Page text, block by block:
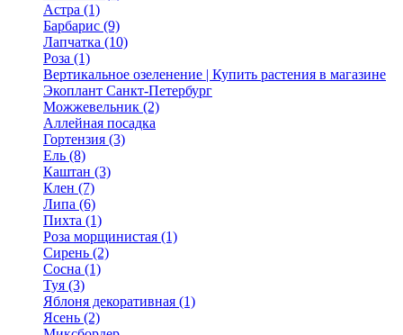
Астра (1)
Барбарис (9)
Лапчатка (10)
Роза (1)
Вертикальное озеленение | Купить растения в магазине
Экоплант Санкт-Петербург
Можжевельник (2)
Аллейная посадка
Гортензия (3)
Ель (8)
Каштан (3)
Клен (7)
Липа (6)
Пихта (1)
Роза морщинистая (1)
Сирень (2)
Сосна (1)
Туя (3)
Яблоня декоративная (1)
Ясень (2)